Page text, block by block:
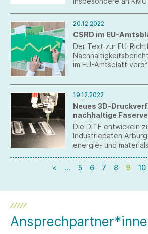
können bis
eingereicht werden.
20.12.2022
CSRD im EU-
Der Text zur EU-
im EU-Amtsblatt
2024 Zeit, die
Recht zu überführen.
19.12.2022
Neues 3D-
nachhaltige
Die DITF entwickeln
Industriepaten Arburg
energie- und
< … 5 6 7 8 9 10